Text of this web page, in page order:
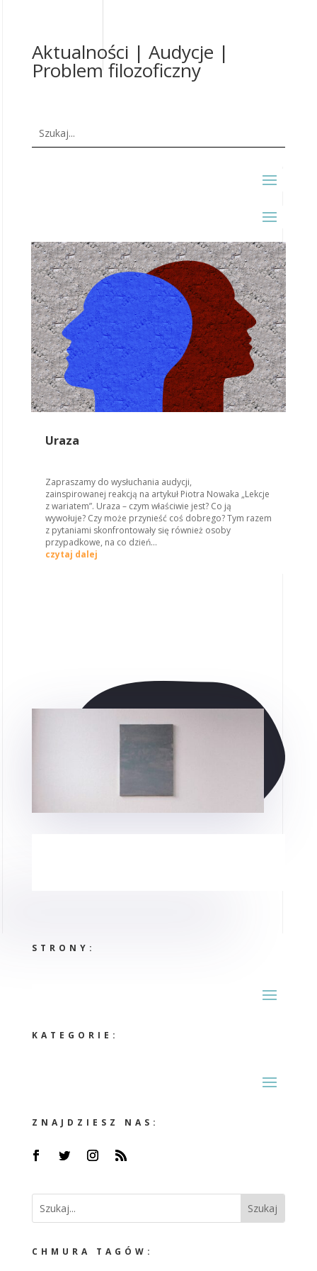
Aktualności | Audycje |
Problem filozoficzny
Uraza
Zapraszamy do wysłuchania audycji,
zainspirowanej reakcją na artykuł Piotra Nowaka „Lekcje
z wariatem”. Uraza – czym właściwie jest? Co ją
wywołuje? Czy może przynieść coś dobrego? Tym razem
z pytaniami skonfrontowały się również osoby
przypadkowe, na co dzień...
czytaj dalej
STRONY:
KATEGORIE:
ZNAJDZIESZ NAS:
CHMURA TAGÓW: